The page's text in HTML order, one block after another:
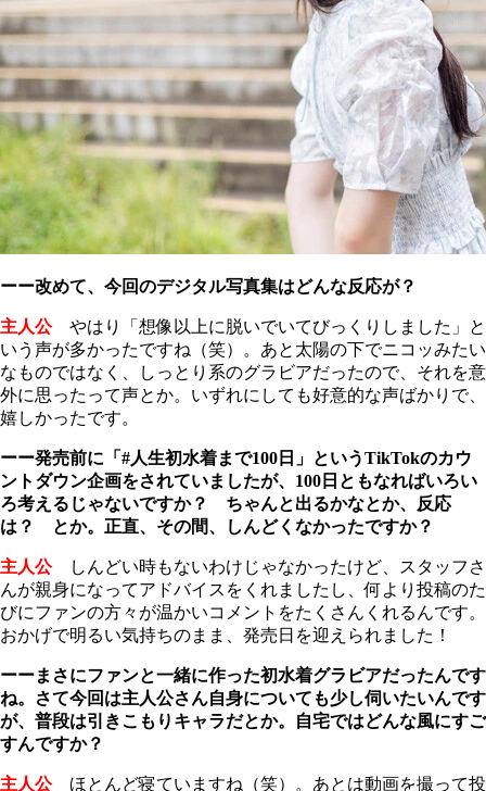
ーー改めて、今回のデジタル写真集はどんな反応が？
主人公やはり「想像以上に脱いでいてびっくりしました」と
いう声が多かったですね（笑）。あと太陽の下でニコッみたい
なものではなく、しっとり系のグラビアだったので、それを意
外に思ったって声とか。いずれにしても好意的な声ばかりで、
嬉しかったです。
ーー発売前に「#人生初水着まで100日」というTikTokのカウ
ントダウン企画をされていましたが、100日ともなればいろい
ろ考えるじゃないですか？ ちゃんと出るかなとか、反応
は？ とか。正直、その間、しんどくなかったですか？
主人公しんどい時もないわけじゃなかったけど、スタッフさ
んが親身になってアドバイスをくれましたし、何より投稿のた
びにファンの方々が温かいコメントをたくさんくれるんです。
おかげで明るい気持ちのまま、発売日を迎えられました！
ーーまさにファンと一緒に作った初水着グラビアだったんです
ね。さて今回は主人公さん自身についても少し伺いたいんです
が、普段は引きこもりキャラだとか。自宅ではどんな風にすご
すんですか？
主人公ほとんど寝ていますね（笑）。あとは動画を撮って投